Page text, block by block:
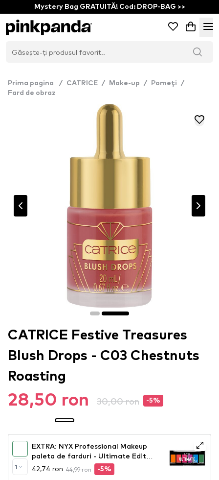
Mystery Bag GRATUITĂ! Cod: DROP-BAG >>
Prima pagina / CATRICE / Make-up / Pomeți
/
Fard de obraz
CATRICE Festive Treasures
Blush Drops - C03 Chestnuts
Roasting
28,50 ron 30,00 ron -5%
1
EXTRA: NYX Professional Makeup
paleta de farduri - Ultimate Edit
Petite Shadow Palette - Brights
(USPP02)
42,74 ron 44,99 ron -5%